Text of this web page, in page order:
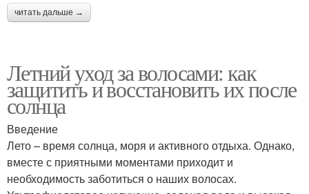
читать дальше →
Летний уход за волосами: как
защитить и восстановить их после
солнца
Введение
Лето – время солнца, моря и активного отдыха. Однако,
вместе с приятными моментами приходит и
необходимость заботиться о наших волосах.